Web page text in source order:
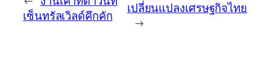
เซ็นทรัลเวิลด์คึกคัก
เปลี่ยนแปลงเศรษฐกิจไทย
→